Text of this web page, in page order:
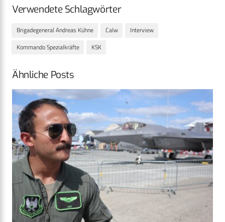
Verwendete Schlagwörter
Brigadegeneral Andreas Kühne Calw
Interview
Kommando Spezialkräfte
KSK
Ähnliche Posts